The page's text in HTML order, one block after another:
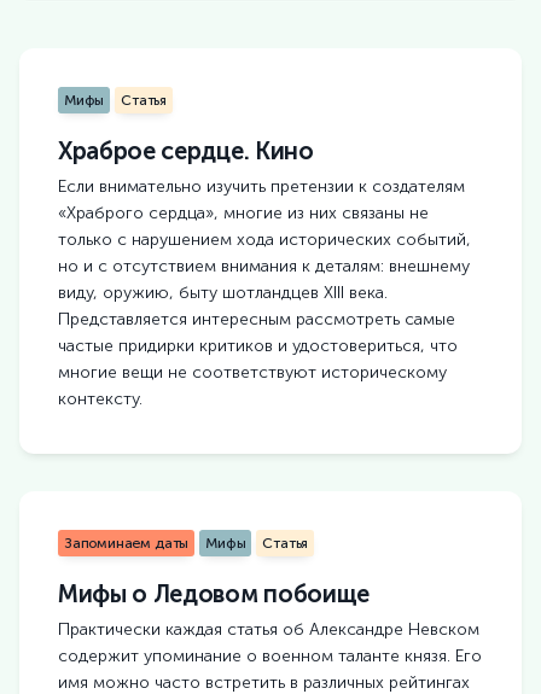
Мифы Статья
Храброе сердце. Кино
Если внимательно изучить претензии к создателям
«Храброго сердца», многие из них связаны не
только с нарушением хода исторических событий,
но и с отсутствием внимания к деталям: внешнему
виду, оружию, быту шотландцев XIII века.
Представляется интересным рассмотреть самые
частые придирки критиков и удостовериться, что
многие вещи не соответствуют историческому
контексту.
Запоминаем даты Мифы Статья
Мифы о Ледовом побоище
Практически каждая статья об Александре Невском
содержит упоминание о военном таланте князя. Его
имя можно часто встретить в различных рейтингах